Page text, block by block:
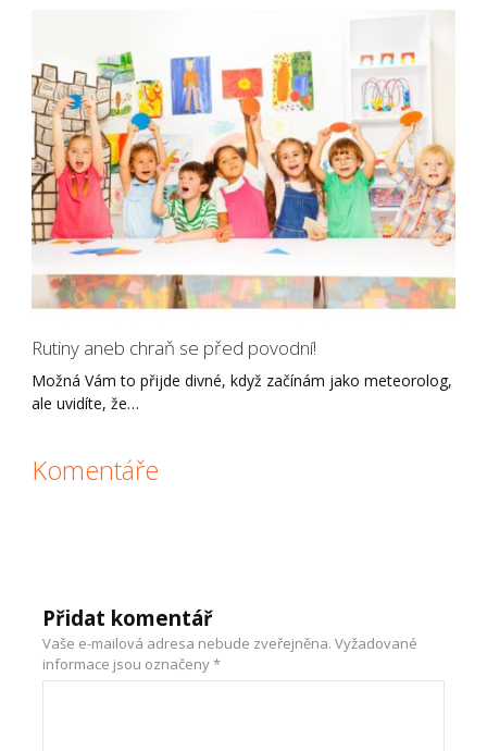
Rutiny aneb chraň se před povodní!
Možná Vám to přijde divné, když začínám jako meteorolog,
ale uvidíte, že…
Komentáře
Přidat komentář
Vaše e-mailová adresa nebude zveřejněna. Vyžadované
informace jsou označeny*